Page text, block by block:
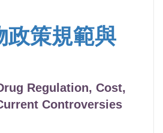
政策規範與
Regulation, Cost,
Controversies